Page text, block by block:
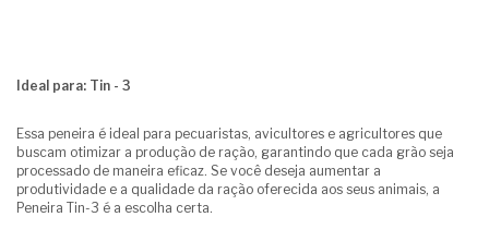
Ideal para: Tin - 3
Essa peneira é ideal para pecuaristas, avicultores e agricultores que
buscam otimizar a produção de ração, garantindo que cada grão seja
processado de maneira eficaz. Se você deseja aumentar a
produtividade e a qualidade da ração oferecida aos seus animais, a
Peneira Tin-3 é a escolha certa.